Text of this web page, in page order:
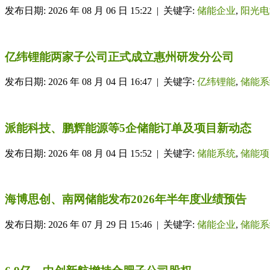
发布日期: 2026 年 08 月 06 日 15:22 | 关键字: 储能企业, 阳光
亿纬锂能两家子公司正式成立惠州研发分公司
发布日期: 2026 年 08 月 04 日 16:47 | 关键字: 亿纬锂能, 储能
派能科技、鹏辉能源等5企储能订单及项目新动态
发布日期: 2026 年 08 月 04 日 15:52 | 关键字: 储能系统, 储能项
海博思创、南网储能发布2026年半年度业绩预告
发布日期: 2026 年 07 月 29 日 15:46 | 关键字: 储能企业, 储能